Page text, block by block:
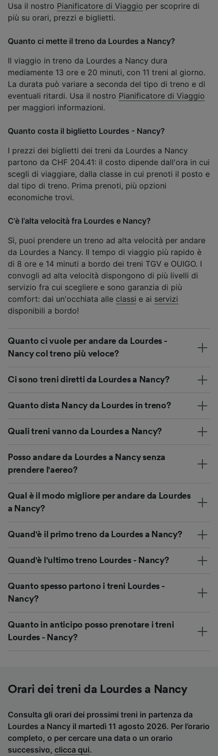
Usa il nostro Pianificatore di Viaggio per scoprire di
più su orari, prezzi e biglietti.
Quanto ci mette il treno da Lourdes a Nancy?
Il viaggio in treno da Lourdes a Nancy dura
mediamente 13 ore e 20 minuti, con 11 treni al giorno.
La durata può variare a seconda del tipo di treno e di
eventuali ritardi. Usa il nostro Pianificatore di Viaggio
per maggiori informazioni.
Quanto costa il biglietto Lourdes - Nancy?
I prezzi dei biglietti dei treni da Lourdes a Nancy
partono da CHF 204.41: il costo dipende dall'ora in cui
scegli di viaggiare, dalla classe in cui prenoti il posto e
dal tipo di treno. Prima prenoti, più opzioni
economiche trovi.
C'è l'alta velocità fra Lourdes e Nancy?
Sì, puoi prendere un treno ad alta velocità per andare
da Lourdes a Nancy. Il tempo di viaggio più rapido è
di 8 ore e 14 minuti a bordo dei treni TGV e OUIGO. I
convogli ad alta velocità dispongono di più livelli di
servizio fra cui scegliere e sono garanzia di più
comfort: dai un'occhiata alle classi e ai servizi
disponibili a bordo!
Quanto ci vuole per andare da Lourdes -
Nancy col treno più veloce?
Ci sono treni diretti da Lourdes a Nancy?
Quanto dista Nancy da Lourdes in treno?
Quali treni vanno da Lourdes a Nancy?
Posso andare da Lourdes a Nancy senza
prendere l'aereo?
Qual è il modo migliore per andare da Lourdes
a Nancy?
Quand'è il primo treno da Lourdes a Nancy?
Quand'è l'ultimo treno Lourdes - Nancy?
Quanto spesso partono i treni Lourdes -
Nancy?
Quanto in anticipo posso prenotare i treni
Lourdes - Nancy?
Orari dei treni da Lourdes a Nancy
Consulta gli orari dei prossimi treni in partenza da
Lourdes a Nancy il martedì 11 agosto 2026. Per l’orario
completo, o per cercare una data o un orario
successivo, clicca qui.